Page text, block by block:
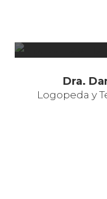
Dra.
Logopeda y